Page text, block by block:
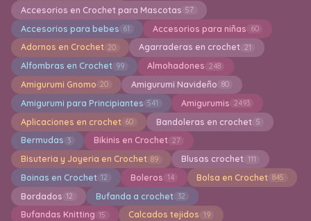
Accesorios en Crochet para Mascotas 57
Accesorios para bebes 61 Accesorios para niñas 60
Adornos en Crochet 20 Agarraderas en crochet 21
Alfombras en Crochet 99 Almohadones 248
Amigurumi Gnomo 20 Amigurumi Navideño 80
Amigurumi para Principiantes 541 Amigurumis 2493
Aplicaciones en crochet 60 Bandoleras en crochet 5
Bermudas 3 Bikinis en Crochet 27
Bisuteria y Joyeria en Crochet 89 Blusas crochet 111
Boinas en Crochet 12 Boleros 14 Bolsa en Crochet 845
Bordados 12 Bufanda a crochet 32
Bufandas Knitting 15 Calcados tejidos 19